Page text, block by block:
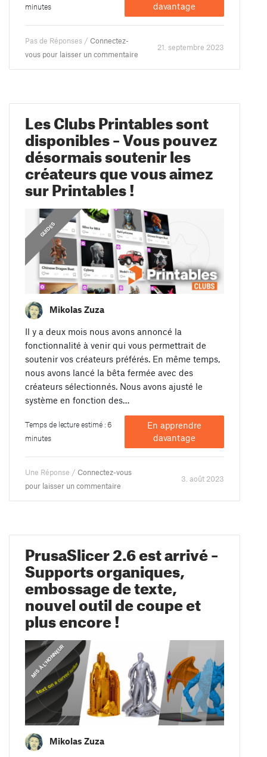
minutes
davantage
Pas de Réponses / Connectez-
vous pour laisser un commentaire
21. septembre 2023
Les Clubs Printables sont
disponibles – Vous pouvez
désormais soutenir les
créateurs que vous aimez
sur Printables !
GUIDES
Mikolas Zuza
Il y a deux mois nous avons annoncé la
fonctionnalité à venir qui vous permettrait de
soutenir vos créateurs préférés. En même temps,
nous avons lancé la bêta fermée avec des
créateurs sélectionnés. Nous avons ajusté le
système en fonction des…
Temps de lecture estimé : 6
minutes
En apprendre
davantage
Une Réponse / Connectez-vous
pour laisser un commentaire
3. août 2023
PrusaSlicer 2.6 est arrivé –
Supports organiques,
embossage de texte,
nouvel outil de coupe et
plus encore !
GUIDES
,
MIS À L'HONNEUR
Mikolas Zuza